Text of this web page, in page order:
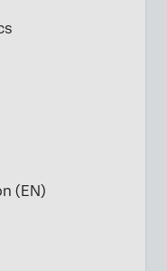
(EN)